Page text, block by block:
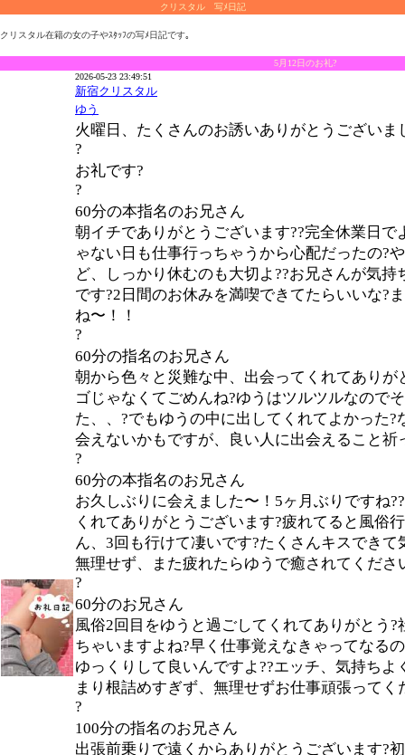
クリスタル 写ﾒ日記
クリスタル在籍の女の子やｽﾀｯﾌの写ﾒ日記です｡
5月12日のお礼?
2026-05-23 23:49:51
新宿クリスタル
ゆう
火曜日、たくさんのお誘いありがとうございま
?
お礼です?
?
60分の本指名のお兄さん
朝イチでありがとうございます??完全休業日
ゃない日も仕事行っちゃうから心配だったの?
ど、しっかり休むのも大切よ??お兄さんが気
です?2日間のお休みを満喫できてたらいいな?
ね〜！！
?
60分の指名のお兄さん
朝から色々と災難な中、出会ってくれてありが
ゴじゃなくてごめんね?ゆうはツルツルなので
た、、?でもゆうの中に出してくれてよかった
会えないかもですが、良い人に出会えること祈
?
60分の本指名のお兄さん
お久しぶりに会えました〜！5ヶ月ぶりですね
くれてありがとうございます?疲れてると風俗
ん、3回も行けて凄いです?たくさんキスでき
無理せず、また疲れたらゆうで癒されてくださ
?
60分のお兄さん
風俗2回目をゆうと過ごしてくれてありがとう
ちゃいますよね?早く仕事覚えなきゃってなる
ゆっくりして良いんですよ??エッチ、気持ち
まり根詰めすぎず、無理せずお仕事頑張ってく
?
100分の指名のお兄さん
出張前乗りで遠くからありがとうございます?